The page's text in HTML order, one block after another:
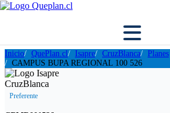
Inicio QuePlan.cl Isapre CruzBlanca
Planes
CAMPUS BUPA REGIONAL 100 526
Preferente